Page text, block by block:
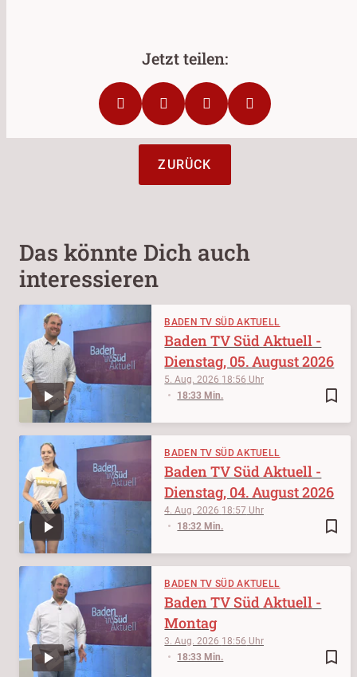
ZURÜCK
Das könnte Dich auch
interessieren
BADEN TV SÜD AKTUELL
bookmark_border
5. Aug. 2026 18:56
18:33 Min.
Baden TV Süd Aktuell -
Dienstag, 05. August 2026
BADEN TV SÜD AKTUELL
bookmark_border
4. Aug. 2026 18:57
18:32 Min.
Baden TV Süd Aktuell -
Dienstag, 04. August 2026
BADEN TV SÜD AKTUELL
bookmark_border
3. Aug. 2026 18:56
18:33 Min.
Baden TV Süd Aktuell -
Montag